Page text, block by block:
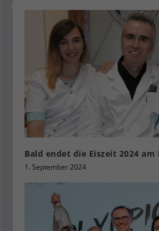
Bald endet die Eiszeit 2024 am
1. September 2024